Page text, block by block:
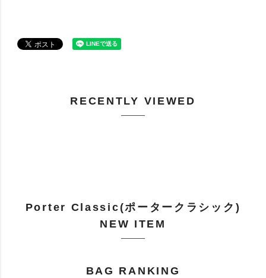
RECENTLY VIEWED
Porter Classic(ポータークラシック)
NEW ITEM
BAG RANKING